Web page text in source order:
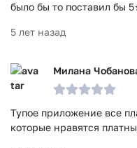
было бы то поставил
5 лет назад
Милана
Тупое приложение все
которые нравятся